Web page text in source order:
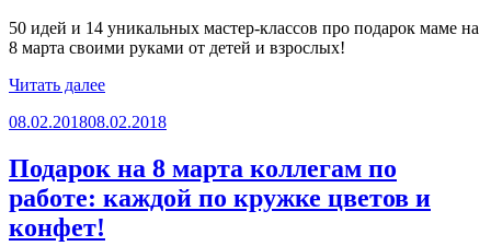
50 идей и 14 уникальных мастер-классов про подарок маме на
8 марта своими руками от детей и взрослых!
Читать далее«Подарок
на
марта
своими
руками:
50
Опубликовано
08.02.201808.02.2018
Подарок на 8 марта коллегам по
работе: каждой по кружке цветов и
конфет!